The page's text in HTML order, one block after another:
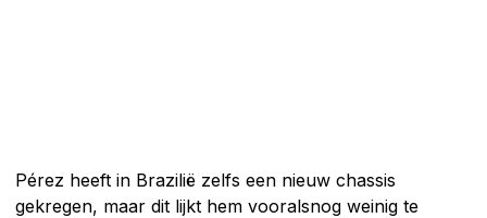
Pérez heeft in Brazilië zelfs een nieuw chassis
gekregen, maar dit lijkt hem vooralsnog weinig te